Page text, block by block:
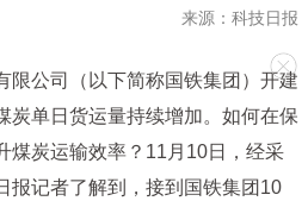
来源：科技日报
限公司（以下简称国铁集团）开建
炭单日货运量持续增加。如何在保
煤炭运输效率？11月10日，经采
报记者了解到，接到国铁集团10